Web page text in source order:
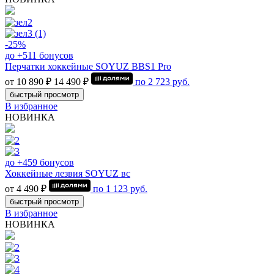
-25%
до +511 бонусов
Перчатки хоккейные SOYUZ BBS1 Pro
от 10 890 ₽ 14 490 ₽ по 2 723 руб.
быстрый просмотр
В избранное
НОВИНКА
до +459 бонусов
Хоккейные лезвия SOYUZ вс
от 4 490 ₽
по 1 123 руб.
быстрый просмотр
В избранное
НОВИНКА